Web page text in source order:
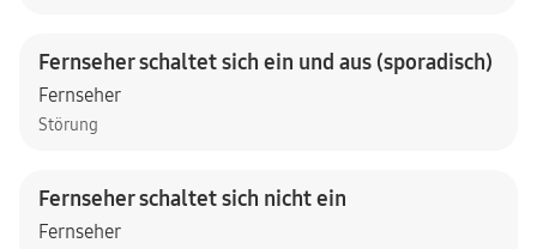
Fernseher schaltet sich ein und aus (sporadisch)
Fernseher
Störung
Fernseher schaltet sich nicht ein
Fernseher